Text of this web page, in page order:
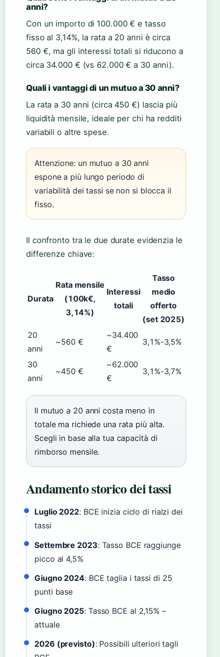
anni?
Con un importo di 100.000 € e tasso
fisso al 3,14%, la rata a 20 anni è circa
560 €, ma gli interessi totali si riducono a
circa 34.000 € (vs 62.000 € a 30 anni).
Quali i vantaggi di un mutuo a 30 anni?
La rata a 30 anni (circa 450 €) lascia più
liquidità mensile, ideale per chi ha redditi
variabili o altre spese.
Attenzione: un mutuo a 30 anni
espone a più lungo periodo di
variabilità dei tassi se non si blocca il
fisso.
Il confronto tra le due durate evidenzia le
differenze chiave:
Durata
Rata mensile
(100k€,
3,14%)
Interessi
totali
Tasso
medio
offerto
(set 2025)
20
anni
~560 €
~34.400
€
3,1%-3,5%
30
anni
~450 €
~62.000
€
3,1%-3,7%
Il mutuo a 20 anni costa meno in
totale ma richiede una rata più alta.
Scegli in base alla tua capacità di
rimborso mensile.
Andamento storico dei tassi
Luglio 2022: BCE inizia ciclo di rialzi dei
tassi
Settembre 2023: Tasso BCE raggiunge
picco al 4,5%
Giugno 2024: BCE taglia i tassi di 25
punti base
Giugno 2025: Tasso BCE al 2,15% –
attuale
2026 (previsto): Possibili ulteriori tagli